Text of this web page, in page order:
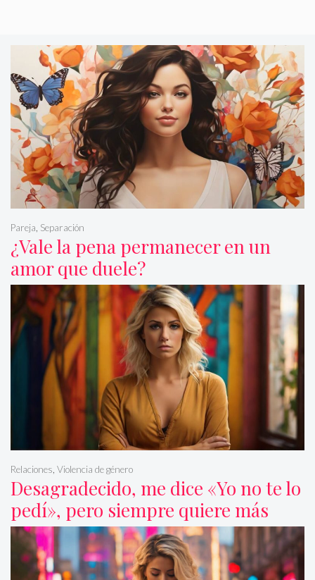
¿Vale la pena permanecer en un
amor que duele?
Pareja Separación
Desagradecido, me dice «Yo no te lo
pedí», pero siempre quiere más
Relaciones Violencia de género